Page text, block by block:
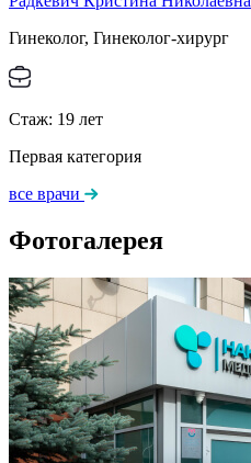
Гинеколог, Гинеколог-хирург
Стаж: 19 лет
Первая категория
все врачи
Фотогалерея